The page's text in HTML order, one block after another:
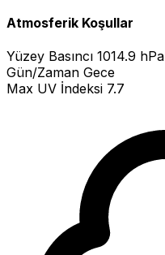
Atmosferik Koşullar
Yüzey Basıncı 1014.9 hPa
Gün/Zaman Gece
Max UV İndeksi 7.7